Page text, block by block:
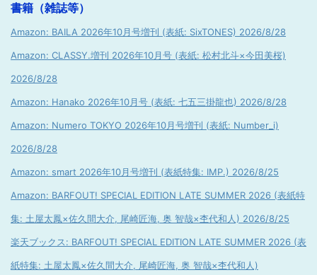
書籍（雑誌等）
Amazon: BAILA 2026年10月号増刊 (表紙: SixTONES) 2026/8/28
Amazon: CLASSY.増刊 2026年10月号 (表紙: 松村北斗×今田美桜)
2026/8/28
Amazon: Hanako 2026年10月号 (表紙: 七五三掛龍也) 2026/8/28
Amazon: Numero TOKYO 2026年10月号増刊 (表紙: Number_i)
2026/8/28
Amazon: smart 2026年10月号増刊 (表紙特集: IMP.) 2026/8/25
Amazon: BARFOUT! SPECIAL EDITION LATE SUMMER 2026 (表紙特
集: 土屋太鳳×佐久間大介, 尾崎匠海, 奥 智哉×杢代和人) 2026/8/25
楽天ブックス: BARFOUT! SPECIAL EDITION LATE SUMMER 2026 (表
紙特集: 土屋太鳳×佐久間大介, 尾崎匠海, 奥 智哉×杢代和人)